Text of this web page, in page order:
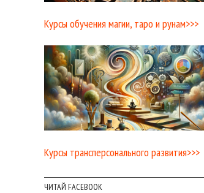
Курсы обучения магии, таро и рунам>>>
Курсы трансперсонального развития>>>
ЧИТАЙ FACEBOOK